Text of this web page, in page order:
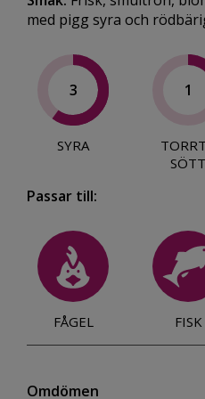
med pigg syra och
3
SYRA
1
SÖTT
Passar till:
FÅGEL FISK
Omdömen